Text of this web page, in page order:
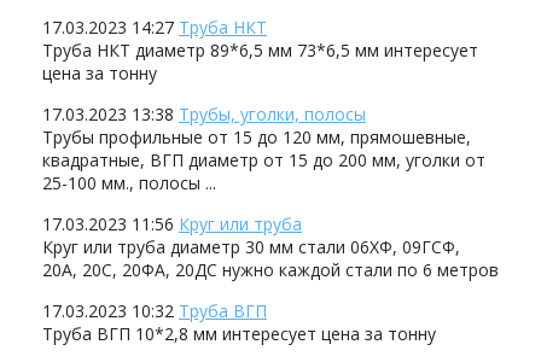
17.03.2023 14:27 Труба НКТ
Труба НКТ диаметр 89*6,5 мм 73*6,5 мм интересует
цена за тонну
17.03.2023 13:38 Трубы, уголки, полосы
Трубы профильные от 15 до 120 мм, прямошевные,
квадратные, ВГП диаметр от 15 до 200 мм, уголки от
25-100 мм., полосы ...
17.03.2023 11:56 Круг или труба
Круг или труба диаметр 30 мм стали 06ХФ, 09ГСФ,
20А, 20С, 20ФА, 20ДС нужно каждой стали по 6 метров
17.03.2023 10:32 Труба ВГП
Труба ВГП 10*2,8 мм интересует цена за тонну